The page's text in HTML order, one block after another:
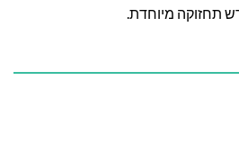
תחזוקה מיוחדת.